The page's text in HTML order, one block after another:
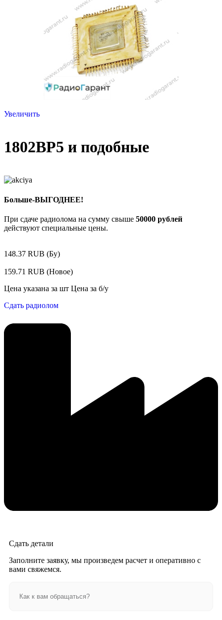
Увеличить
1802ВР5 и подобные
Больше-ВЫГОДНЕЕ!
При сдаче радиолома на сумму свыше 50000 рублей
действуют специальные цены.
148.37 RUB (Бу)
159.71 RUB (Новое)
Цена указана за шт Цена за б/у
Сдать радиолом
Сдать детали
Заполните заявку, мы произведем расчет и оперативно с
вами свяжемся.